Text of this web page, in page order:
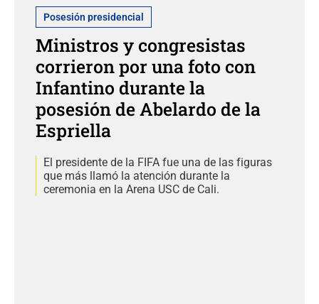
Posesión presidencial
Ministros y congresistas
corrieron por una foto con
Infantino durante la
posesión de Abelardo de la
Espriella
El presidente de la FIFA fue una de las figuras
que más llamó la atención durante la
ceremonia en la Arena USC de Cali.